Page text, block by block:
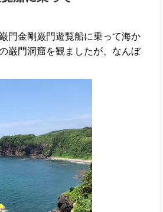
門金剛巌門遊覧船に乗って海か
巌門洞窟を観ましたが、なんぼ